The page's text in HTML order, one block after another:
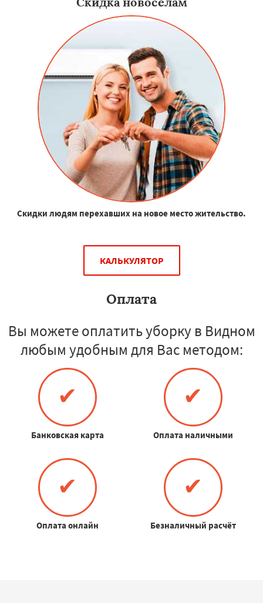
Скидки людям перехавших на новое место жительство.
КАЛЬКУЛЯТОР
Оплата
Вы можете оплатить уборку в Видном
любым удобным для Вас методом:
✔
Банковская карта
✔
Оплата наличными
✔
Оплата онлайн
✔
Безналичный расчёт